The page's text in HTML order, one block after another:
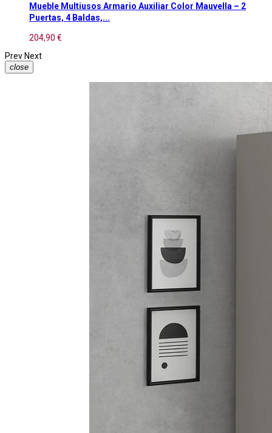
Mueble Multiusos Armario Auxiliar Color Mauvella – 2
Puertas, 4 Baldas,...
204,90 €
Prev Next
close